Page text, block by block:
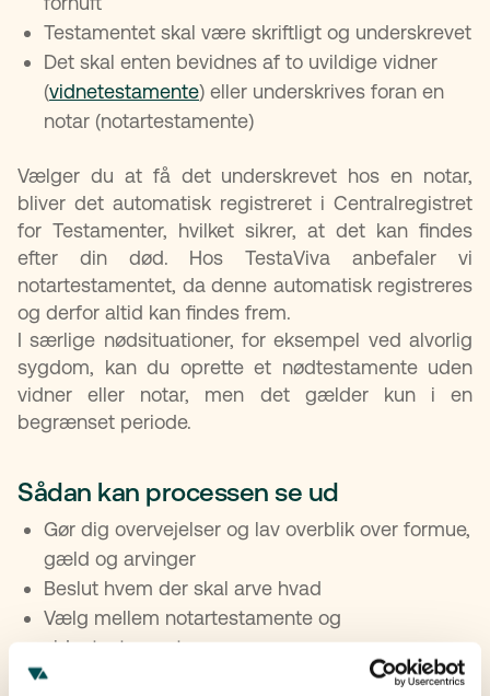
Testamentet skal være skriftligt og underskrevet
Det skal enten bevidnes af to uvildige vidner
(vidnetestamente) eller underskrives foran en
notar (notartestamente)
Vælger du at få det underskrevet hos en notar,
bliver det automatisk registreret i Centralregistret
for Testamenter, hvilket sikrer, at det kan findes
efter din død. Hos TestaViva anbefaler vi
notartestamentet, da denne automatisk registreres
og derfor altid kan findes frem.
I særlige nødsituationer, for eksempel ved alvorlig
sygdom, kan du oprette et nødtestamente uden
vidner eller notar, men det gælder kun i en
begrænset periode.
Sådan kan processen se ud
Gør dig overvejelser og lav overblik over formue,
gæld og arvinger
Beslut hvem der skal arve hvad
Vælg mellem notartestamente og
vidnetestamente
Kontakt evt. en jurist eller advokat